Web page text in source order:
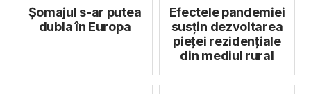
lucrărilo...
Șomajul s-ar putea
dubla în Europa
Efectele pandemiei
susțin dezvoltarea
pieței rezidențiale
din mediul rural